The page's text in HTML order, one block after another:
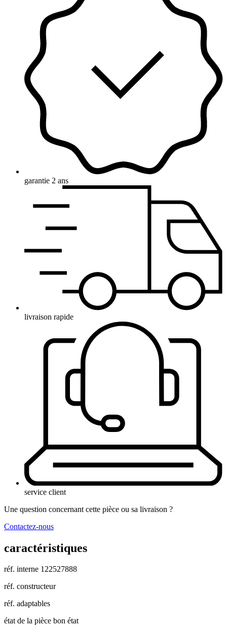
garantie 2 ans
livraison rapide
service client
Une question concernant cette pièce ou sa livraison ?
Contactez-nous
caractéristiques
réf. interne 122527888
réf. constructeur
réf. adaptables
état de la pièce bon état